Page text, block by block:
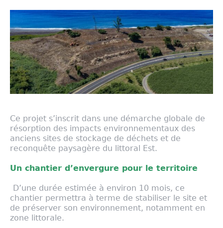
Ce projet s’inscrit dans une démarche globale de
résorption des impacts environnementaux des
anciens sites de stockage de déchets et de
reconquête paysagère du littoral Est.
Un chantier d’envergure pour le territoire
D’une durée estimée à environ 10 mois, ce
chantier permettra à terme de stabiliser le site et
de préserver son environnement, notamment en
zone littorale.